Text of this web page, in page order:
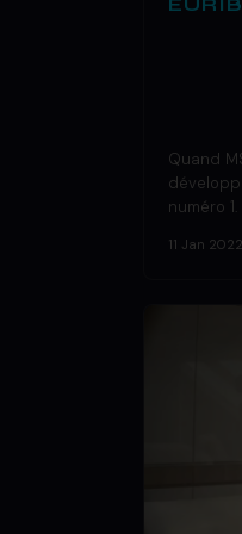
Quand
numéro
11 Jan 2022